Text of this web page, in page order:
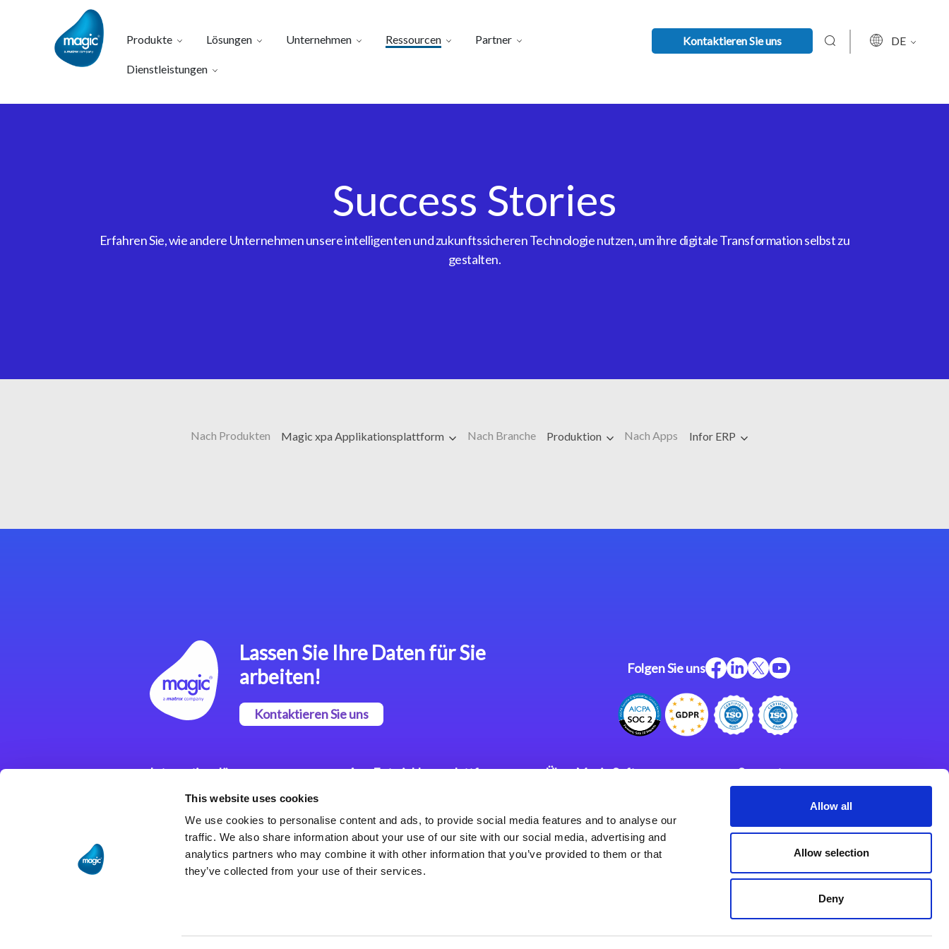
This website uses cookies
We use cookies to personalise content and ads, to provide social media features and to analyse our
traffic. We also share information about your use of our site with our social media, advertising and
analytics partners who may combine it with other information that you’ve provided to them or that
they’ve collected from your use of their services.
Allow all
Allow selection
Deny
Produkte Lösungen Unternehmen Ressourcen Partner
Dienstleistungen
Kontaktieren Sie uns DE
Success Stories
Erfahren Sie, wie andere Unternehmen unsere intelligenten und zukunftssicheren Technologie nutzen, um ihre digitale Transformation selbst zu
gestalten.
Nach Produkten Magic xpa Applikationsplattform Nach Branche Produktion Nach Apps Infor ERP
Lassen Sie Ihre Daten für Sie
arbeiten!
Kontaktieren Sie uns
Folgen Sie uns
Integrationslösungen
Magic xpi
Integrationsplattform
App Entwicklungsplattform
Plattform
Magic xpa Web Application
Framework
Über Magic Software
Karriere
Datenschutzerklärung
Weltweite Niederlassungen
Support
Impressum